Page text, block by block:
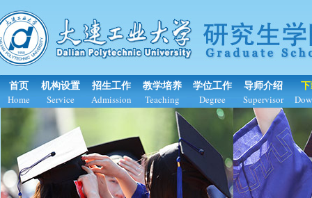
首页
Home
机构设置
Service
招生工作
Admission
教学培养
Teaching
学位工作
Degree
导师介绍
Supervisor